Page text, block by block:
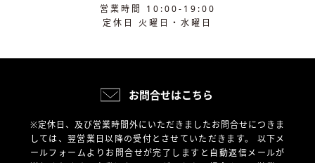
営業時間 10:00-19:00
定休日 火曜日・水曜日
お問合せはこちら
※定休日、及び営業時間外にいただきましたお問合せにつきま
しては、翌営業日以降の受付とさせていただきます。 以下メ
ールフォームよりお問合せが完了しますと自動返信メールが